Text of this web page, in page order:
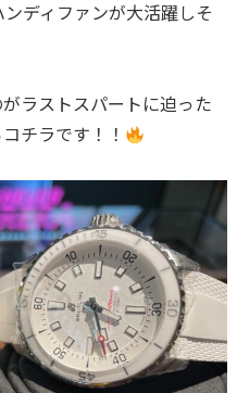
ディファンが大活躍しそ
ラストスパートに迫った
チラです！！